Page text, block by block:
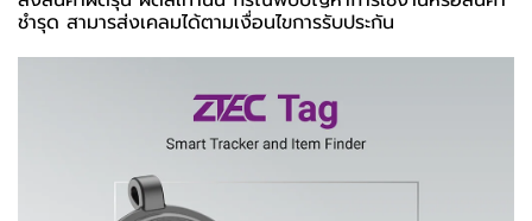
ชำรุด สามารส่งเคลมได้ตามเงื่อนไขการรับประกัน